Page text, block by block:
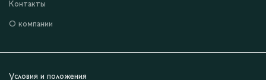
Контакты
О компании
Условия и положения